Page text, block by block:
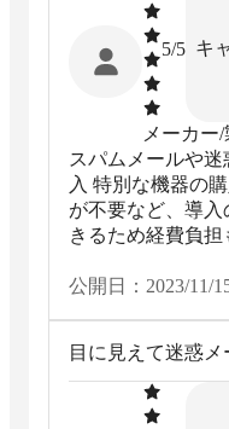
5/5 キ
メーカー
スパムメールや
入 特別な機器の
が不要など、導
きるため経費負
公開日： 2023/11/
目に見えて迷惑